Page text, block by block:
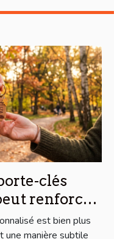
clés
renforcer
?
est bien plus
une manière subtile